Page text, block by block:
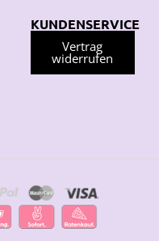
KUNDENSERVICE
Vertrag
widerrufen